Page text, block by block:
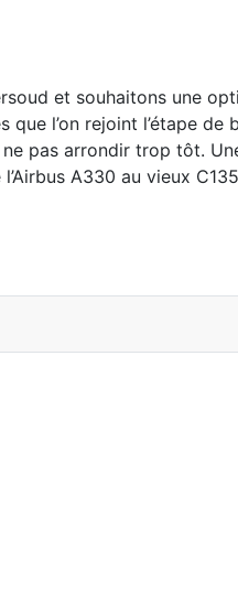
et souhaitons une
l’on rejoint l’étape de
pas arrondir trop tôt.
A330 au vieux